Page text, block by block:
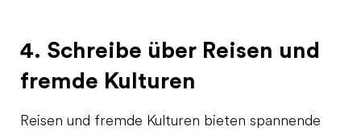
4. Schreibe über Reisen und
fremde Kulturen
Reisen und fremde Kulturen bieten spannende